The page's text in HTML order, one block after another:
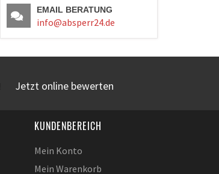
EMAIL BERATUNG
info@absperr24.de
Jetzt online bewerten
KUNDENBEREICH
Mein Konto
Mein Warenkorb